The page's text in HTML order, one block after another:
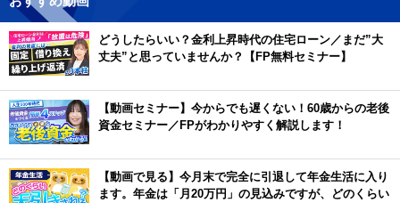
どうしたらいい？金利上昇時代の住宅ローン／まだ”大
丈夫”と思っていませんか？【FP無料セミナー】
【動画セミナー】今からでも遅くない！60歳からの老後
資金セミナー／FPがわかりやすく解説します！
【動画で見る】今月末で完全に引退して年金生活に入り
ます。年金は「月20万円」の見込みですが、どのくらい